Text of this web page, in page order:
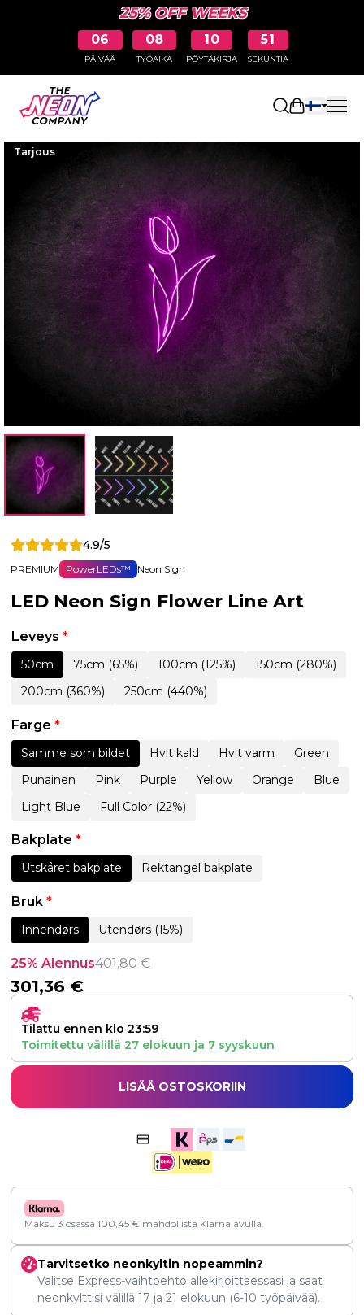
25% OFF WEEKS
06
PÄIVÄÄ
08
TYÖAIKA
10
PÖYTÄKIRJA
50
SEKUNTIA
Avaa
Tarjous
4.9/5
PREMIUM PowerLEDs™ Neon Sign
LED Neon Sign Flower Line Art
Leveys *
50cm 75cm (65%) 100cm (125%)
150cm (280%)
200cm (360%)
250cm (440%)
Farge *
Samme som bildet Hvit kald Hvit varm
Green
Punainen
Pink Purple Yellow Orange
Blue
Light Blue
Full Color (22%)
Bakplate *
Utskåret bakplate Rektangel bakplate
Bruk *
Innendørs Utendørs (15%)
25% Alennus401,80€
301,36 €
Tilattu ennen klo 23:59
Toimitettu välillä 27 elokuun ja 7 syyskuun
LISÄÄ OSTOSKORIIN
Maksu 3 osassa 100,45 € mahdollista Klarna avulla.
Tarvitsetko neonkyltin nopeammin?
Valitse Express-vaihtoehto allekirjoittaessasi ja saat
neonkylttisi välillä 17 ja 21 elokuun (6-10 työpäivää).